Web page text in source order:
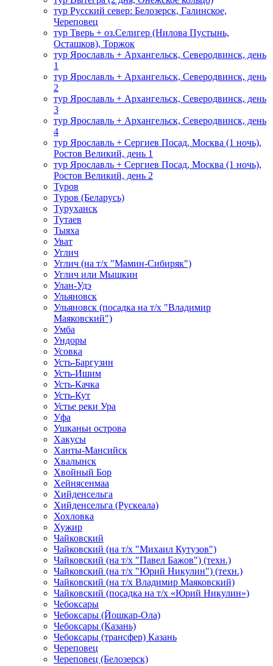
тур Русский север: Белозерск, Галинское,
Череповец
тур Тверь + оз.Селигер (Нилова Пустынь,
Осташков), Торжок
тур Ярославль + Архангельск, Северодвинск, день
1
тур Ярославль + Архангельск, Северодвинск, день
2
тур Ярославль + Архангельск, Северодвинск, день
3
тур Ярославль + Архангельск, Северодвинск, день
4
тур Ярославль + Сергиев Посад, Москва (1 ночь),
Ростов Великий, день 1
тур Ярославль + Сергиев Посад, Москва (1 ночь),
Ростов Великий, день 2
Туров
Туров (Беларусь)
Туруханск
Тутаев
Тыяха
Уват
Углич
Углич (на т/х "Мамин-Сибиряк")
Углич или Мышкин
Улан-Удэ
Ульяновск
Ульяновск (посадка на т/х "Владимир
Маяковский")
Умба
Ундоры
Усовка
Усть-Баргузин
Усть-Ишим
Усть-Качка
Усть-Кут
Устье реки Ура
Уфа
Ушканьи острова
Хакусы
Ханты-Мансийск
Хвалынск
Хвойный Бор
Хейнясенмаа
Хийденсельга
Хийденсельга (Рускеала)
Хохловка
Хужир
Чайковский
Чайковский (на т/х "Михаил Кутузов")
Чайковский (на т/х "Павел Бажов") (техн.)
Чайковский (на т/х "Юрий Никулин") (техн.)
Чайковский (на т/х Владимир Маяковский)
Чайковский (посадка на т/х «Юрий Никулин»)
Чебоксары
Чебоксары (Йошкар-Ола)
Чебоксары (Казань)
Чебоксары (трансфер) Казань
Череповец
Череповец (Белозерск)